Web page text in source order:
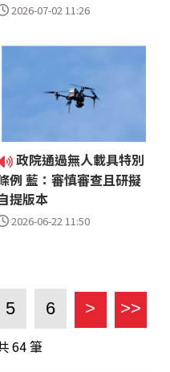
2026-07-02 11:26
政院通過無人載具特別
例 藍：審慎審查且研擬
提版本
2026-06-22 11:50
5 6 > >>
64筆